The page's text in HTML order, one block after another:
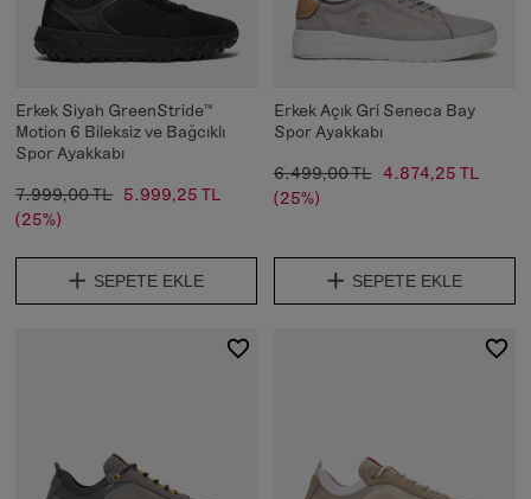
Erkek Siyah GreenStride™
Motion 6 Bileksiz ve Bağcıklı
Spor Ayakkabı
7.999,00 TL 5.999,25 TL
(25%)
SEPETE EKLE
Erkek Açık Gri Seneca Bay
Spor Ayakkabı
6.499,00 TL 4.874,25 TL
(25%)
SEPETE EKLE